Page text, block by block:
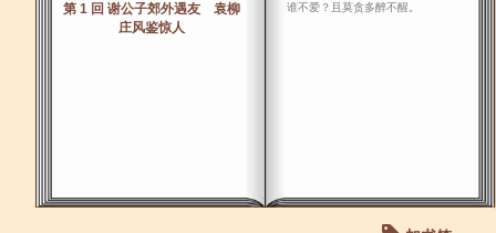
第 1 回 谢公子郊外遇友 袁柳
庄风鉴惊人
谁不爱？且莫贪多醉不醒。